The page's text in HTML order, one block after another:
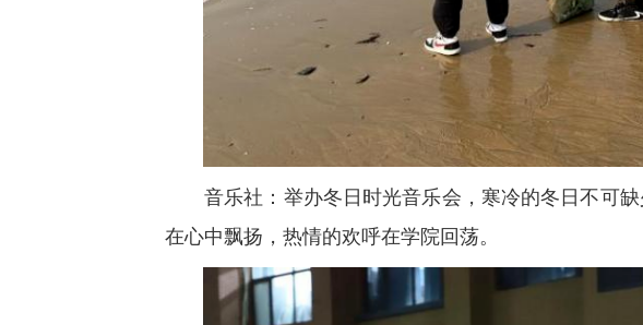
音乐社：举办冬日时光音乐会，寒冷的冬日不可
在心中飘扬，热情的欢呼在学院回荡。